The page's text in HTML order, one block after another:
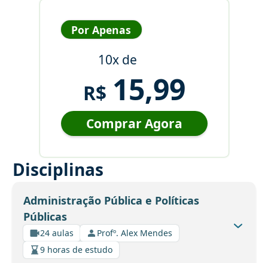
Por Apenas
10x de
R$ 15,99
Comprar Agora
Disciplinas
Administração Pública e Políticas
Públicas
24 aulas
Profº. Alex Mendes
9 horas de estudo